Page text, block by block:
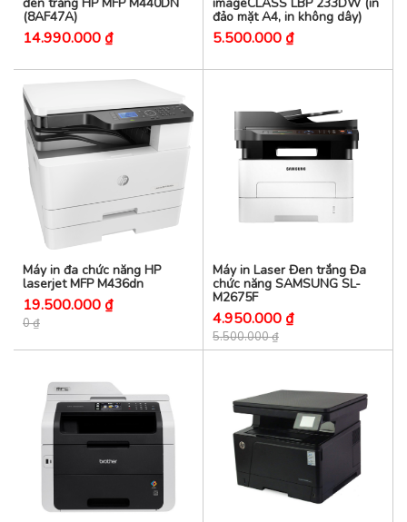
đen trắng HP MFP M440DN
(8AF47A)
14.990.000 ₫
imageCLASS LBP 233DW (in
đảo mặt A4, in không dây)
5.500.000 ₫
Máy in đa chức năng HP
laserjet MFP M436dn
19.500.000 ₫
0 ₫
Máy in Laser Đen trắng Đa
chức năng SAMSUNG SL-
M2675F
4.950.000 ₫
5.500.000 ₫